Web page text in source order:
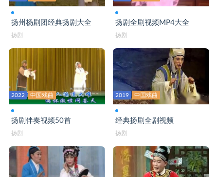
扬州杨剧团经典扬剧大全
扬剧
扬剧全剧视频MP4大全
扬剧
2022 中国戏曲
扬剧伴奏视频50首
扬剧
2019 中国戏曲
经典扬剧全剧视频
扬剧